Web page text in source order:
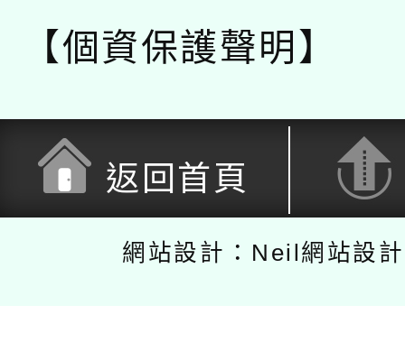
【個資保護聲明】
返回首頁
網站設計：Neil網站設